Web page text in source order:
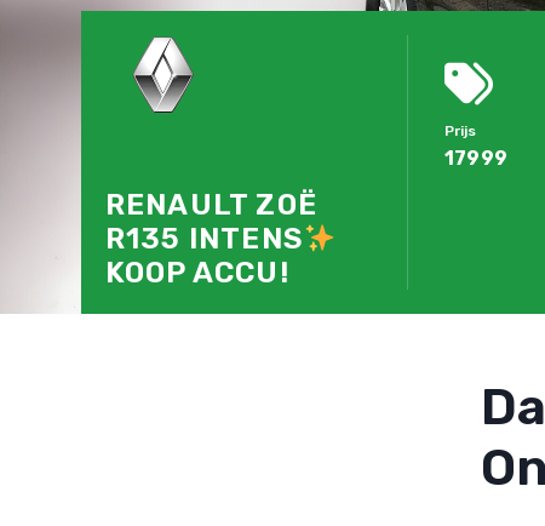
RENAULT ZOË
R135 INTENS
KOOP ACCU!
Prijs
17999